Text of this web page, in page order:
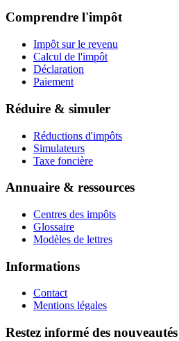
Comprendre l'impôt
Impôt sur le revenu
Calcul de l'impôt
Déclaration
Paiement
Réduire & simuler
Réductions d'impôts
Simulateurs
Taxe foncière
Annuaire & ressources
Centres des impôts
Glossaire
Modèles de lettres
Informations
Contact
Mentions légales
Restez informé des nouveautés